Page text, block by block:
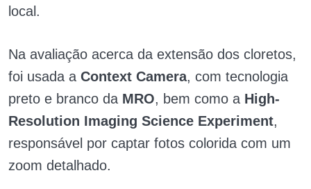
local.
Na avaliação acerca da extensão dos cloretos,
foi usada a Context Camera, com tecnologia
preto e branco da MRO, bem como a High-
Resolution Imaging Science Experiment,
responsável por captar fotos colorida com um
zoom detalhado.